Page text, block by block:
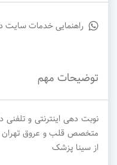
راهنمایی خدمات سایت
توضیحات مهم
نوبت دهی اینترنتی و
متخصص قلب و عروق تهران
از سینا پزشک